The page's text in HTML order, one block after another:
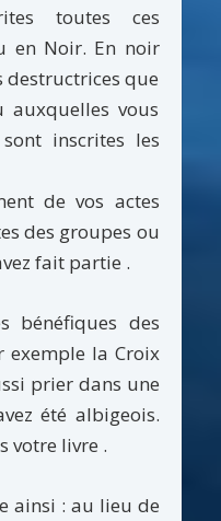
toutes ces
en Noir. En noir
destructrices que
auxquelles vous
inscrites les
de vos actes
des groupes ou
fait partie .
bénéfiques des
exemple la Croix
prier dans une
été albigeois.
votre livre .
ainsi : au lieu de